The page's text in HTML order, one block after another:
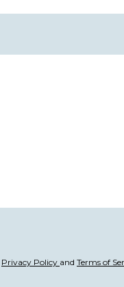
Privacy Policy and Terms of